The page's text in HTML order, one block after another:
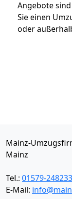
Angebote
Sie einen
oder
Mainz-
Mainz
Tel.: 01579-
E-Mail: